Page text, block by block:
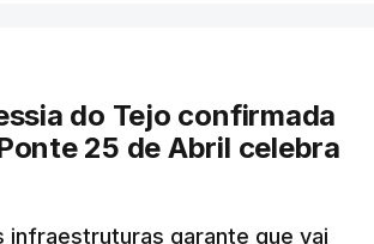
do Tejo confirmada
25 de Abril celebra
infraestruturas garante que vai